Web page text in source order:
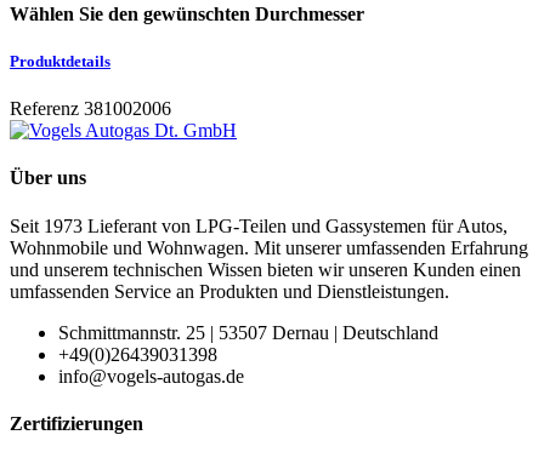
Wählen Sie den gewünschten Durchmesser
Produktdetails
Referenz 381002006
Über uns
Seit 1973 Lieferant von LPG-Teilen und Gassystemen für Autos,
Wohnmobile und Wohnwagen. Mit unserer umfassenden Erfahrung
und unserem technischen Wissen bieten wir unseren Kunden einen
umfassenden Service an Produkten und Dienstleistungen.
Schmittmannstr. 25 | 53507 Dernau | Deutschland
+49(0)26439031398
info@vogels-autogas.de
Zertifizierungen